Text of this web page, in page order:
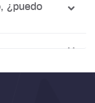
¿puedo